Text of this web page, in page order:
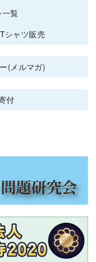
覧
ャツ販売
(メルマガ)
付